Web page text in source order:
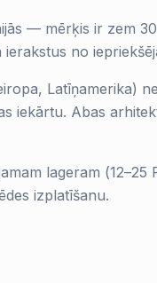
— mērķis ir zem
no
Latīņamerika)
iekārtu. Abas
lageram
izplatīšanu.